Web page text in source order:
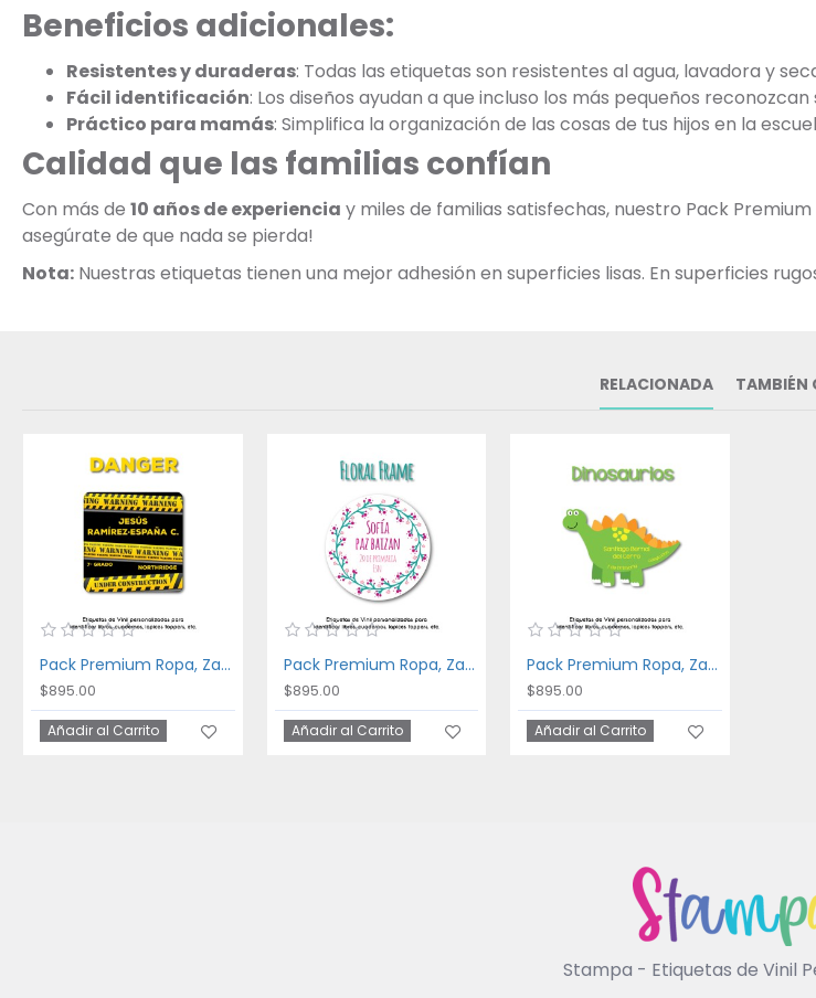
Beneficios adicionales:
Resistentes y duraderas: Todas las etiquetas son resistentes al agua, lavadora y
Fácil identificación: Los diseños ayudan a que incluso los más pequeños
Práctico para mamás: Simplifica la organización de las cosas de tus hijos en la
Calidad que las familias confían
Con más de 10 años de experiencia y miles de familias satisfechas, nuestro Pack
asegúrate de que nada se pierda!
Nota: Nuestras etiquetas tienen una mejor adhesión en superficies lisas. En superficies
RELACIONADA TAMBIÉN
Pack Premium Ropa, Zapatos y Escuela Danger
$895.00
Añadir al Carrito
Pack Premium Ropa, Zapatos y Escuela Floral Frame
$895.00
Añadir al Carrito
Pack Premium Ropa, Zapatos y Escuela Dinosaurios
$895.00
Añadir al Carrito
Stampa - Etiquetas de Vinil